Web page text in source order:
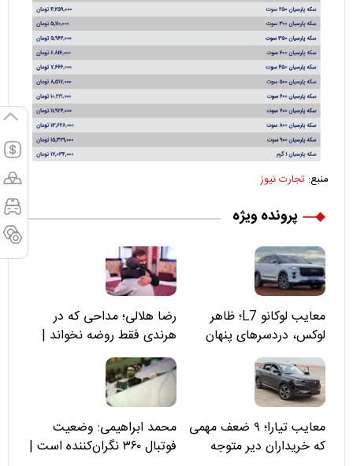
منبع: تجارت نیوز
پرونده ویژه
معایب لوکانو L7؛ ظاهر
لوکس، دردسرهای پنهان
رضا هلالی؛ مداحی که در
هرندی فقط روضه نخواند |
مسئولان «تکیه‌گاه آقا مرتضی
علی(ع)» را جدی‌تر ببینند
معایب تیارا؛ ۹ ضعف مهمی
که خریداران دیر متوجه
محمد ابراهیمی: وضعیت
فوتبال ۳۶۰ نگران‌کننده است |